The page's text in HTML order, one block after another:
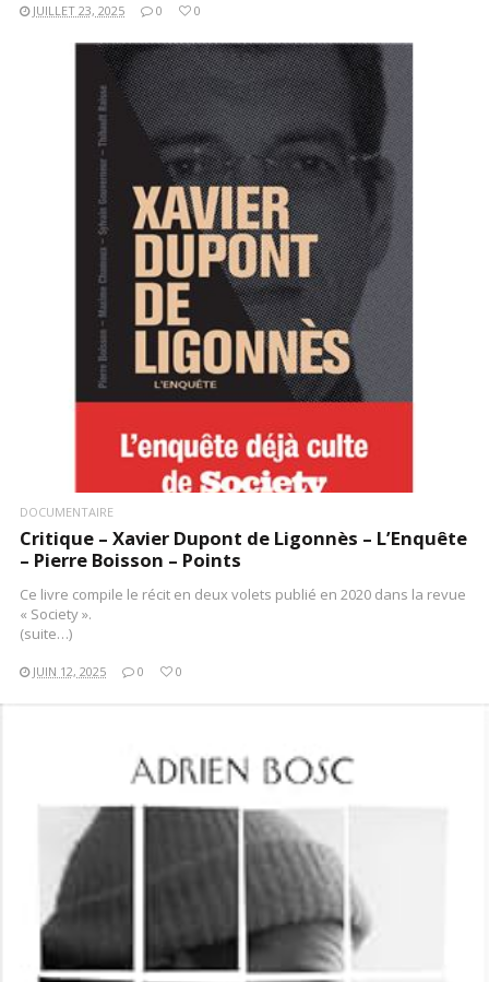
JUILLET 23, 2025 0 0
LIRE LA SUITE
DOCUMENTAIRE
Critique – Xavier Dupont de Ligonnès – L’Enquête
– Pierre Boisson – Points
Ce livre compile le récit en deux volets publié en 2020 dans la revue
« Society ».
(suite…)
JUIN 12, 2025 0 0